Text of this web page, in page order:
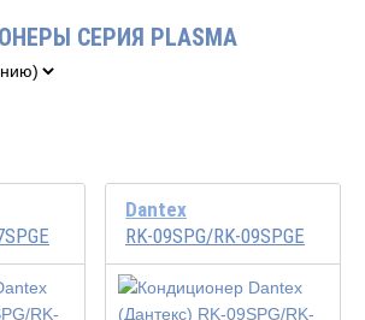
СЕРИЯ PLASMA
Dantex
RK-09SPG/RK-09SPGE